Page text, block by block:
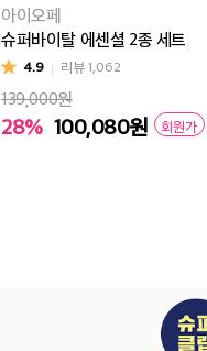
아이오페
슈퍼바이탈 에센셜 2종 세트
4.9 리뷰1,062
139,000원
28% 100,080원 회원가